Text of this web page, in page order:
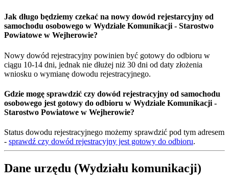
Jak długo będziemy czekać na nowy dowód rejestarcyjny od
samochodu osobowego w Wydziale Komunikacji - Starostwo
Powiatowe w Wejherowie?
Nowy dowód rejestracyjny powinien być gotowy do odbioru w
ciągu 10-14 dni, jednak nie dłużej niż 30 dni od daty złożenia
wniosku o wymianę dowodu rejestracyjnego.
Gdzie mogę sprawdzić czy dowód rejestracyjny od samochodu
osobowego jest gotowy do odbioru w Wydziale Komunikacji -
Starostwo Powiatowe w Wejherowie?
Status dowodu rejestracyjnego możemy sprawdzić pod tym adresem
- sprawdź czy dowód rejestracyjny jest gotowy do odbioru.
Dane urzędu (Wydziału komunikacji)